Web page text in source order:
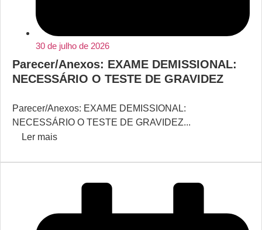
30 de julho de 2026
Parecer/Anexos: EXAME DEMISSIONAL:
NECESSÁRIO O TESTE DE GRAVIDEZ
Parecer/Anexos: EXAME DEMISSIONAL:
NECESSÁRIO O TESTE DE GRAVIDEZ...
Ler mais